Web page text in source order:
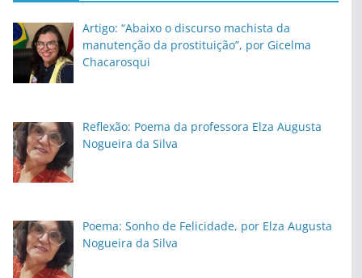
Artigo: “Abaixo o discurso machista da
manutenção da prostituição”, por Gicelma
Chacarosqui
Reflexão: Poema da professora Elza Augusta
Nogueira da Silva
Poema: Sonho de Felicidade, por Elza Augusta
Nogueira da Silva